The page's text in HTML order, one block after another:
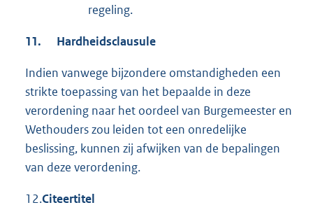
regeling.
11. Hardheidsclausule
Indien vanwege bijzondere omstandigheden een
strikte toepassing van het bepaalde in deze
verordening naar het oordeel van Burgemeester en
Wethouders zou leiden tot een onredelijke
beslissing, kunnen zij afwijken van de bepalingen
van deze verordening.
12.Citeertitel